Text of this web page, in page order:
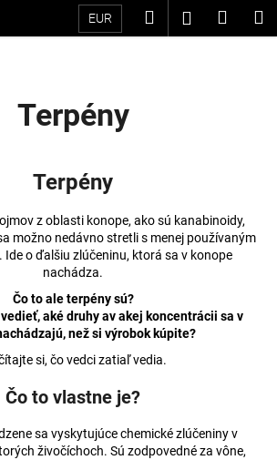
EUR Hľadať
Terpény
Terpény
z oblasti konope, ako sú kanabinoidy,
možno nedávno stretli s menej používaným
Ide o ďalšiu zlúčeninu, ktorá sa v konope
nachádza.
Čo to ale terpény sú?
aké druhy av akej koncentrácii sa v
než si výrobok kúpite?
si, čo vedci zatiaľ vedia.
Čo to vlastne je?
sa vyskytujúce chemické zlúčeniny v
živočíchoch. Sú zodpovedné za vône,